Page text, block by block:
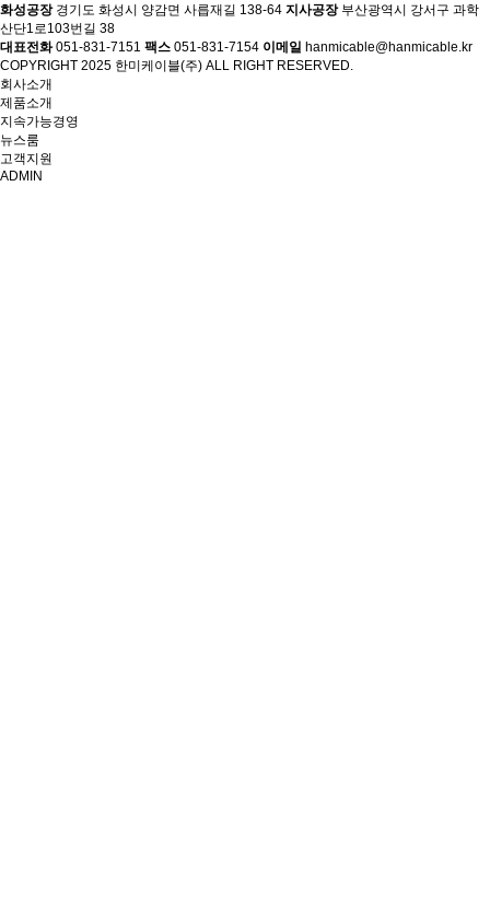
화성공장경기도 화성시 양감면 사릅재길 138-64 지사공장부산광역시 강서구 과학
산단1로103번길 38
대표전화051-831-7151 팩스 051-831-7154 이메일 hanmicable@hanmicable.kr
COPYRIGHT 2025 한미케이블(주) ALL RIGHT RESERVED.
회사소개
제품소개
지속가능경영
뉴스룸
고객지원
ADMIN